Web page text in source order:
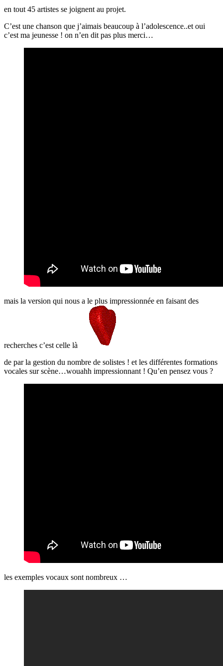
en tout 45 artistes se joignent au projet.
C’est une chanson que j’aimais beaucoup à l’adolescence..et oui
c’est ma jeunesse ! on n’en dit pas plus merci…
mais la version qui nous a le plus impressionnée en faisant des
recherches c’est celle là
de par la gestion du nombre de solistes ! et les différentes formations
vocales sur scène…wouahh impressionnant ! Qu’en pensez vous ?
les exemples vocaux sont nombreux …